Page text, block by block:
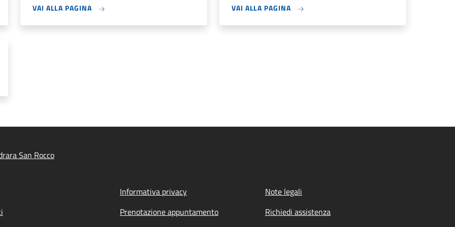
VAI ALLA PAGINA VAI ALLA PAGINA
San Rocco
Informativa privacy
Note legali
Prenotazione appuntamento
Richiedi assistenza